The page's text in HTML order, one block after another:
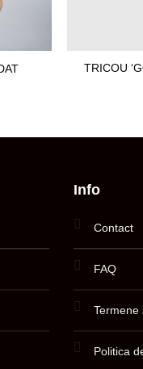
TRICOU
Info
Contact
FAQ
Termene
Politica